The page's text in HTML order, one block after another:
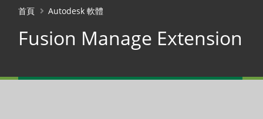
Fusion Manage Extension
首頁 Autodesk 軟體